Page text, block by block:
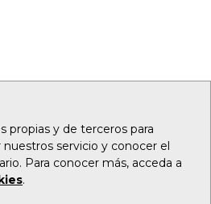
propias y de terceros para
nuestros servicio y conocer el
Para conocer más, acceda a
.